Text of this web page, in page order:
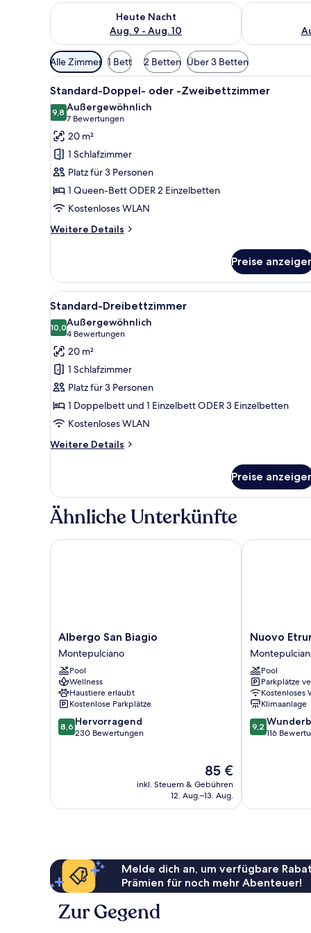
Heute Nacht
Aug. 9 - Aug. 10
Überprüfe die Verfügbarkeit für heute Nacht, Aug. 9
Überprüfe
Verfügbare
Filter
für
Zimmer
Alle Zimmer 1 Bett 2 Betten Über 3 Betten
Alle
Fotos
für
Standard-
Doppel-
oder
-
Zweibettzimmer
anzeigen
Ein Hotelzimmer mit einem
8
Standard-Doppel- oder -Zweibettzimmer
9,89,8 von 10
Außergewöhnlich
7 Bewertungen
(7
Bewertungen)
20 m²
1 Schlafzimmer
Platz für 3 Personen
1 Queen-Bett ODER 2 Einzelbetten
Kostenloses WLAN
Weitere Details
Weitere
Doppel-
oder
-
Zweibettzimmer
Preise
Alle
Fotos
für
Standard-
Dreibettzimmer
anzeigen
Ein Hotelzimmer mit Bett,
6
Standard-Dreibettzimmer
10,010,0 von 10
Außergewöhnlich
4 Bewertungen
(4
Bewertungen)
20 m²
1 Schlafzimmer
Platz für 3 Personen
1 Doppelbett und 1 Einzelbett ODER 3 Einzelbetten
Kostenloses WLAN
Weitere Details
Weitere
Dreibettzimmer
Preise
Ähnliche Unterkünfte
Albergo
San
Biagio
Montepulciano
Albergo San Biagio
Montepulciano
Pool
Wellness
Haustiere erlaubt
Kostenlose Parkplätze
8.6
von
8,6 Hervorragend
230 Bewertungen
Der
Preis
beträgt
85 €
inkl. Steuern & Gebühren
12. Aug.–13. Aug.
Albergo San Biagio
Nuovo
Etruria
Resort
Montepulciano
Nuovo
Pool
Parkplätze
Kostenloses
Klimaanlage
9.2
von
9,2
116
Nuovo Etruria
Melde dich an, um verfügbare
Prämien für noch mehr Abenteuer!
Zur Gegend